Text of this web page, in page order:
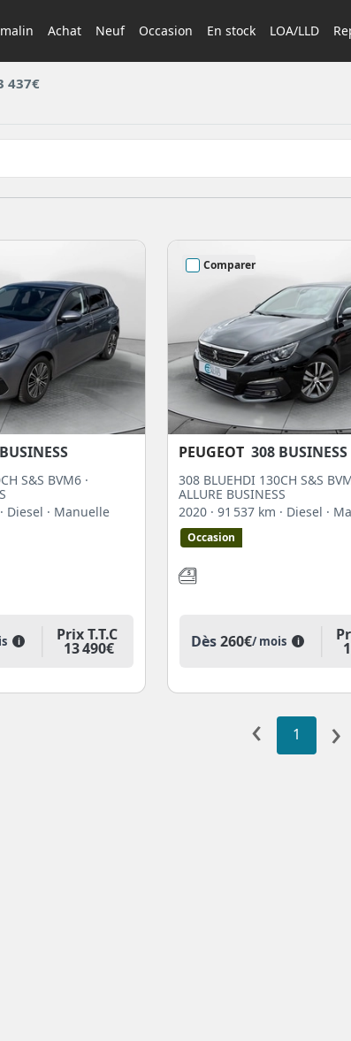
Achat Neuf Occasion En stock LOA/LLD
437€
S&S BVM6 ·
· Diesel · Manuelle
i Prix T.T.C
13 490€
Comparer
PEUGEOT 308 BUSINESS
308 BLUEHDI 130CH S&S
ALLURE BUSINESS
2020 · 91 537 km · Diesel ·
Occasion
Dès260€/ mois i
‹ 1 ›